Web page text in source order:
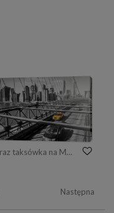
Obraz taksówka na Moście Brooklińskim w Nowym Jorku
Następna